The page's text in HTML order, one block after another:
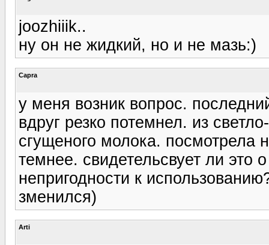
joozhiiik..
ну он не жидкий, но и не мазь:)
Capra
у меня возник вопрос.
вдруг резко потемнел. из
сгущеного молока. посмотрела
темнее. свидетельсвует ли это
непригодности к
зменился)
Arti